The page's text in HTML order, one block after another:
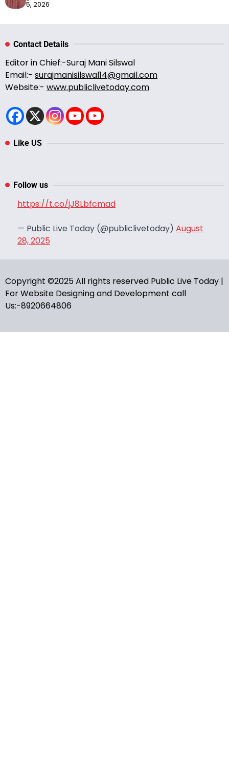
5, 2026
Contact Details
Editor in Chief:-Suraj Mani Silswal
Email:- surajmanisilswal14@gmail.com
Website:- www.publiclivetoday.com
Like US
Follow us
https://t.co/jJ8Lbfcmad
— Public Live Today (@publiclivetoday) August
28, 2025
Copyright ©2025 All rights reserved Public Live Today |
For Website Designing and Development call
Us:-8920664806